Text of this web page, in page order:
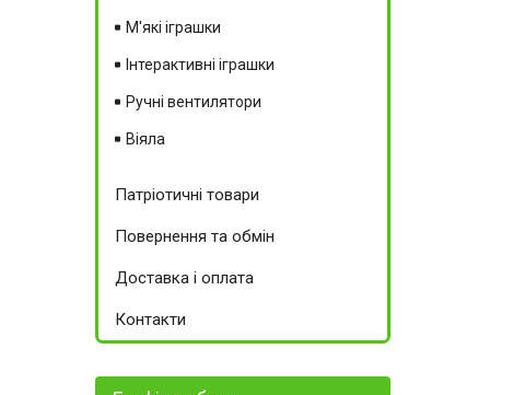
М'які іграшки
Інтерактивні іграшки
Ручні вентилятори
Віяла
Патріотичні товари
Повернення та обмін
Доставка і оплата
Контакти